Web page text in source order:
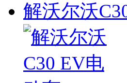
解沃尔沃